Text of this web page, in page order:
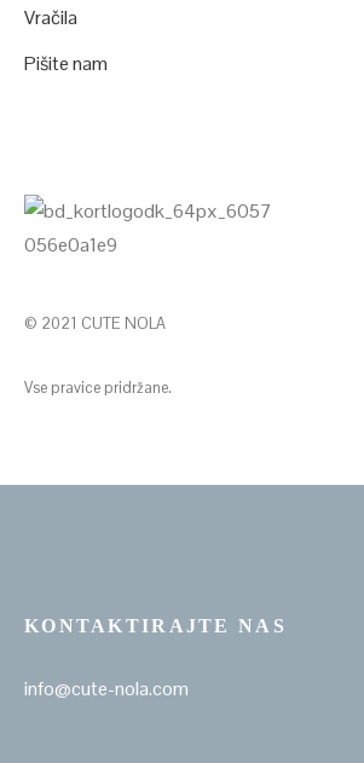
Vračila
Pišite nam
© 2021 CUTE NOLA
Vse pravice pridržane.
KONTAKTIRAJTE NAS
info@cute-nola.com